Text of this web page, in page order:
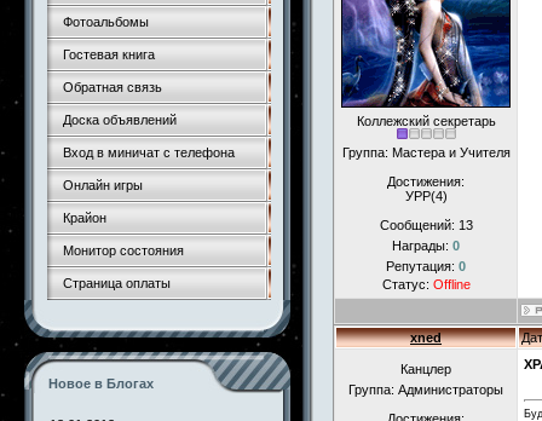
Фотоальбомы
Гостевая книга
Обратная связь
Доска объявлений
Вход в миничат с телефона
Онлайн игры
Крайон
Монитор состояния
Страница оплаты
Новое в Блогах
Коллежский секретарь
Группа: Мастера и Учителя
Достижения:
УРР(4)
Сообщений: 13
Награды: 0
Репутация: 0
Статус: Offline
xned
Канцлер
Группа: Администраторы